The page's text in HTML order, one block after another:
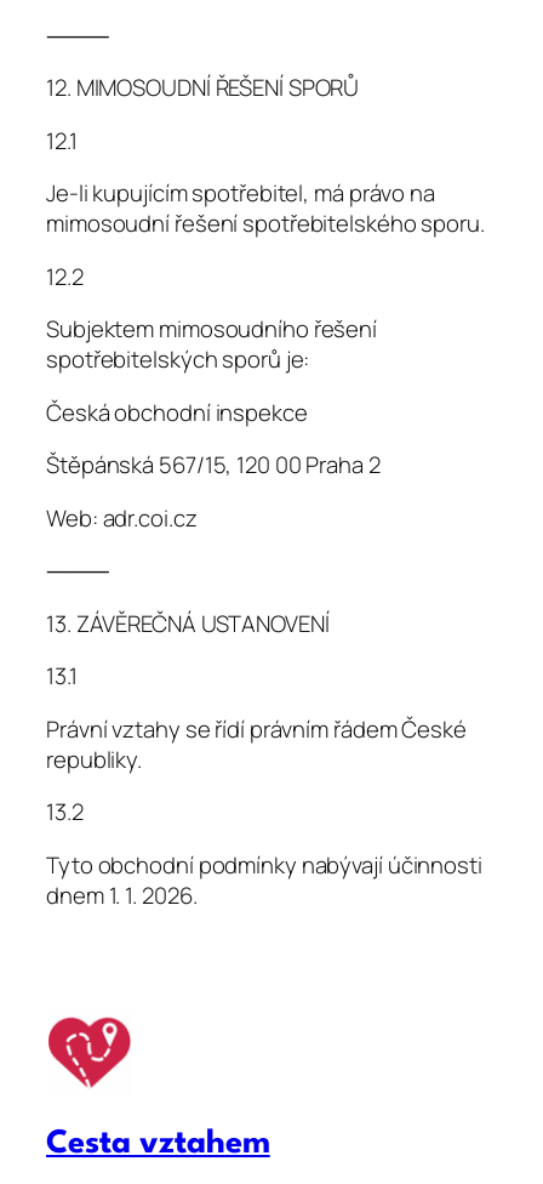
⸻
12. MIMOSOUDNÍ ŘEŠENÍ SPORŮ
12.1
Je-li kupujícím spotřebitel, má právo na
mimosoudní řešení spotřebitelského sporu.
12.2
Subjektem mimosoudního řešení
spotřebitelských sporů je:
Česká obchodní inspekce
Štěpánská 567/15, 120 00 Praha 2
Web: adr.coi.cz
⸻
13. ZÁVĚREČNÁ USTANOVENÍ
13.1
Právní vztahy se řídí právním řádem České
republiky.
13.2
Tyto obchodní podmínky nabývají účinnosti
dnem 1. 1. 2026.
Cesta vztahem